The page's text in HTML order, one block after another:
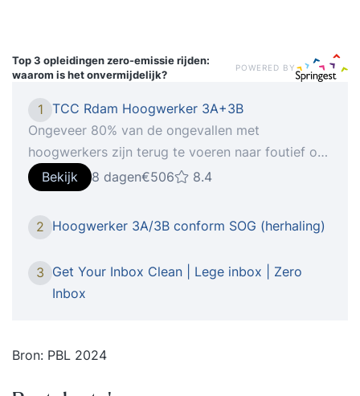
Top 3 opleidingenzero-emissie rijden:
waarom is het onvermijdelijk?
POWERED BY
1 TCC Rdam Hoogwerker 3A+3B
Ongeveer 80% van de ongevallen met
hoogwerkers zijn terug te voeren naar foutief of
onveilig handelen door de gebruiker. Daarom is
het belangrijk dat de werkgever aan zijn
verplichte taak, het zorgdragen voor een
deugdelijke hoogwerkeropleiding, voldoet.
Iemand die de risico's begrijpt, kan ook in
moeilijke situaties de juiste beslissing nemen om
verantwoord te werken. Bij TCC kunnen wij u
Rotterdan kunnen wij uw medewerkers alles leren
dankzij onze overdekte locatie spelen de
Bekijk 8 dagen€506 8.4
2 Hoogwerker 3A/3B conform SOG (herhaling)
3 Get Your Inbox Clean | Lege inbox | Zero
Inbox
Bron: PBL 2024